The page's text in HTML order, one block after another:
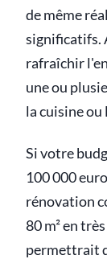
de même
significatifs.
rafraîchir
une ou
la cuisine ou
Si votre
100 000
rénovation
80 m² en
permettrait